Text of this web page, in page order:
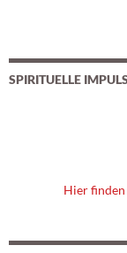
SPIRITUELLE
Hier